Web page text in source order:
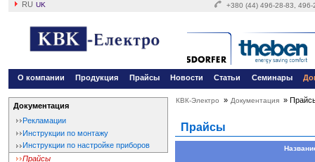
RU UK +380 (44) 496-28-83,
О компании Продукция Прайсы Новости Статьи Семинары
Документация
Рекламации
Инструкции по монтажу
Инструкции по настройке приборов
Прайсы
КВК-Электро » Документация »
Прайсы